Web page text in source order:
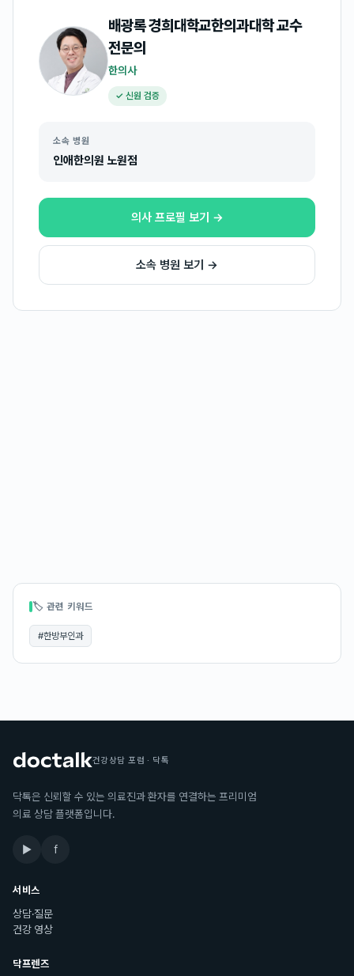
배광록 경희대학교한의과대학 교수
전문의
한의사
✓ 신원 검증
소속 병원
인애한의원 노원점
의사 프로필 보기 →
소속 병원 보기 →
🏷 관련 키워드
#한방부인과
건강상담 포럼 · 닥톡
닥톡은 신뢰할 수 있는 의료진과 환자를 연결하는 프리미엄
의료 상담 플랫폼입니다.
▶ f
서비스
상담·질문
건강 영상
닥프렌즈